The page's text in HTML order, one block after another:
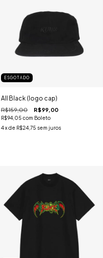
ESGOTADO
All Black (logo cap)
R$159,00 R$99,00
R$94,05 com Boleto
4 x de R$24,75 sem juros